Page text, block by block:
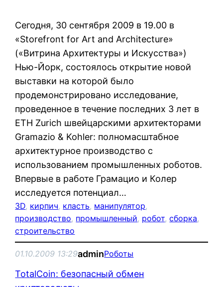
Сегодня, 30 сентября 2009 в 19.00 в
«Storefront for Art and Architecture»
(«Витрина Архитектуры и Искусства»)
Нью-Йорк, состоялось открытие новой
выставки на которой было
продемонстрировано исследование,
проведенное в течение последних 3 лет в
ETH Zurich швейцарскими архитекторами
Gramazio & Kohler: полномасштабное
архитектурное производство с
использованием промышленных роботов.
Впервые в работе Грамацио и Колер
исследуется потенциал…
3D, кирпич, класть, манипулятор
производство, промышленный, робот, сборка
строительство
01.10.2009 13:29adminРоботы
TotalCoin: безопасный обмен